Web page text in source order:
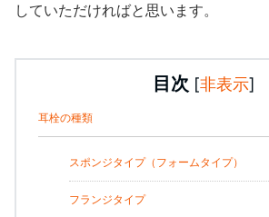
していただければと思います。
目次 [非表示]
耳栓の種類
スポンジタイプ（フォームタイプ）
フランジタイプ